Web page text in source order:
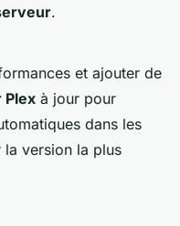
.
et ajouter de
Plex à jour pour
dans les
version la plus